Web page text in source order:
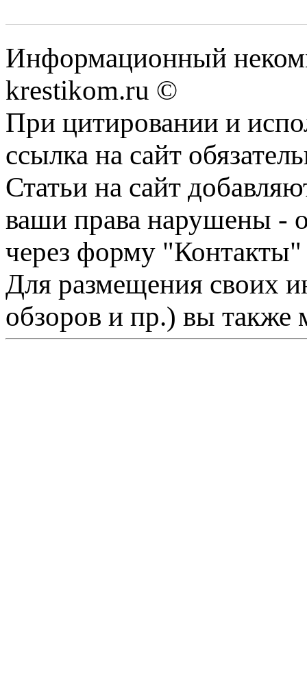
Информационный
krestikom.ru ©
При цитировании и
ссылка на сайт
Статьи на сайт
ваши права нарушены -
через форму "Контакты"
Для размещения своих
обзоров и пр.) вы также